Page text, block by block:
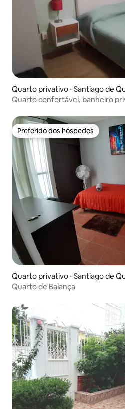
Quarto privativo ⋅ Santiago de
Quarto confortável, banheiro
Preferido dos hóspedes
Preferido dos hóspedes
Quarto privativo ⋅ Santiago de
Quarto de Balança